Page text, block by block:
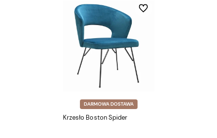
DARMOWA DOSTAWA
Krzesło Boston Spider
Do ulubionych